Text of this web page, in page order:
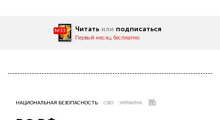
№33 Читать или подписаться
Первый месяц бесплатно
НАЦИОНАЛЬНАЯ БЕЗОПАСНОСТЬ СВО УКРАИНА